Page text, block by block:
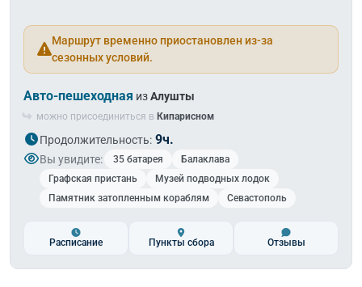
Маршрут временно приостановлен из-за
сезонных условий.
Авто-пешеходная изАлушты
можно присоединиться в Кипарисном
Продолжительность: 9ч.
Вы увидите: 35 батарея
Балаклава
Графская пристань
Музей подводных лодок
Памятник затопленным кораблям
Севастополь
Расписание Пункты сбора Отзывы